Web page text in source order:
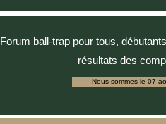
Forum ball-trap pour tous,
résultats des
Nous sommes le 07